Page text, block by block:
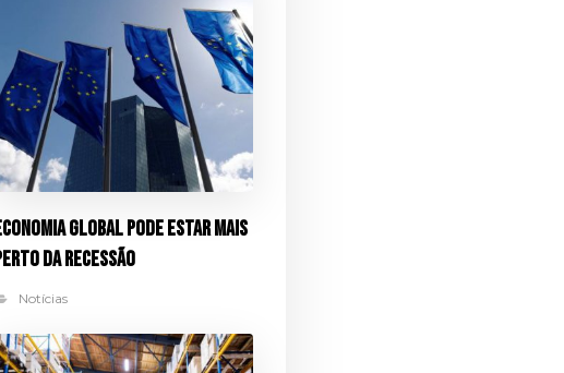
global pode estar mais
da recessão
Notícias